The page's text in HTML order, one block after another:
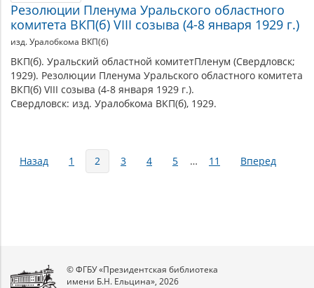
Резолюции Пленума Уральского областного
комитета ВКП(б) VIII созыва (4-8 января 1929 г.)
изд. Уралобкома ВКП(б)
ВКП(б). Уральский областной комитетПленум (Свердловск;
1929). Резолюции Пленума Уральского областного комитета
ВКП(б) VIII созыва (4-8 января 1929 г.).
Свердловск: изд. Уралобкома ВКП(б), 1929.
Страницы
Назад 1 2 3 4 5 … 11 Вперед
© ФГБУ «Президентская библиотека
имени Б.Н. Ельцина», 2026